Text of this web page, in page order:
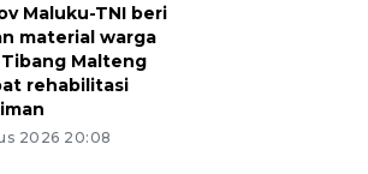
Maluku-TNI beri
material warga
Malteng
rehabilitasi
2026 20:08